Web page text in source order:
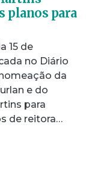
planos para
15 de
no Diário
da
e do
para
de reitora…